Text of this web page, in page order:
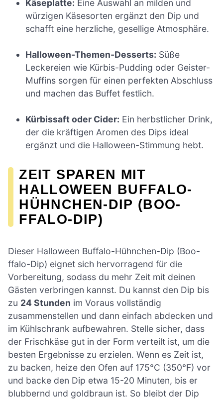
Käseplatte: Eine Auswahl an milden und
würzigen Käsesorten ergänzt den Dip und
schafft eine herzliche, gesellige Atmosphäre.
Halloween-Themen-Desserts: Süße
Leckereien wie Kürbis-Pudding oder Geister-
Muffins sorgen für einen perfekten Abschluss
und machen das Buffet festlich.
Kürbissaft oder Cider: Ein herbstlicher Drink,
der die kräftigen Aromen des Dips ideal
ergänzt und die Halloween-Stimmung hebt.
ZEIT SPAREN MIT
HALLOWEEN BUFFALO-
HÜHNCHEN-DIP (BOO-
FFALO-DIP)
Dieser Halloween Buffalo-Hühnchen-Dip (Boo-
ffalo-Dip) eignet sich hervorragend für die
Vorbereitung, sodass du mehr Zeit mit deinen
Gästen verbringen kannst. Du kannst den Dip bis
zu 24 Stunden im Voraus vollständig
zusammenstellen und dann einfach abdecken und
im Kühlschrank aufbewahren. Stelle sicher, dass
der Frischkäse gut in der Form verteilt ist, um die
besten Ergebnisse zu erzielen. Wenn es Zeit ist,
zu backen, heize den Ofen auf 175°C (350°F) vor
und backe den Dip etwa 15-20 Minuten, bis er
blubbernd und goldbraun ist. So bleibt der Dip